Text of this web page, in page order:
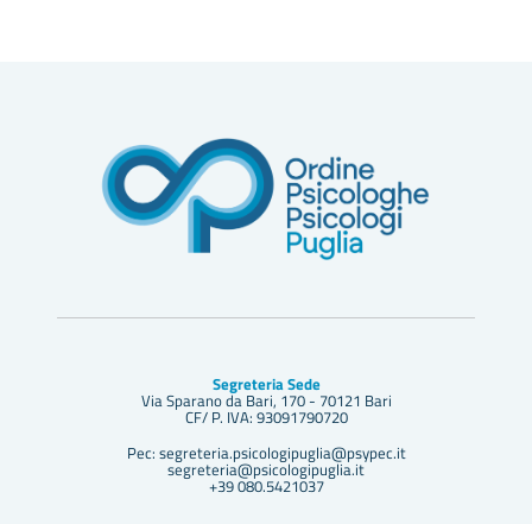
Segreteria Sede
Via Sparano da Bari, 170 - 70121 Bari
CF/ P. IVA: 93091790720
Pec: segreteria.psicologipuglia@psypec.it
segreteria@psicologipuglia.it
+39 080.5421037